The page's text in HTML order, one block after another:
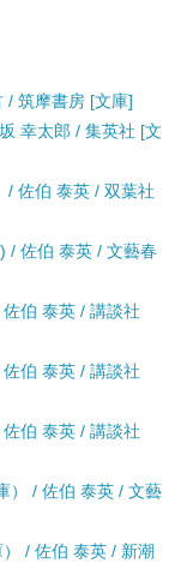
/ 筑摩書房 [文庫]
幸太郎 / 集英社 [文
/ 佐伯 泰英 / 双葉社
/ 佐伯 泰英 / 文藝春
伯 泰英 / 講談社
伯 泰英 / 講談社
伯 泰英 / 講談社
） / 佐伯 泰英 / 文藝
/ 佐伯 泰英 / 新潮